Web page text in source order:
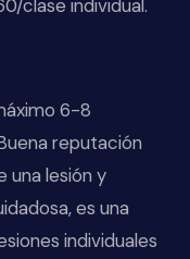
clase individual.
6-8
reputación
una lesión y
es una
individuales